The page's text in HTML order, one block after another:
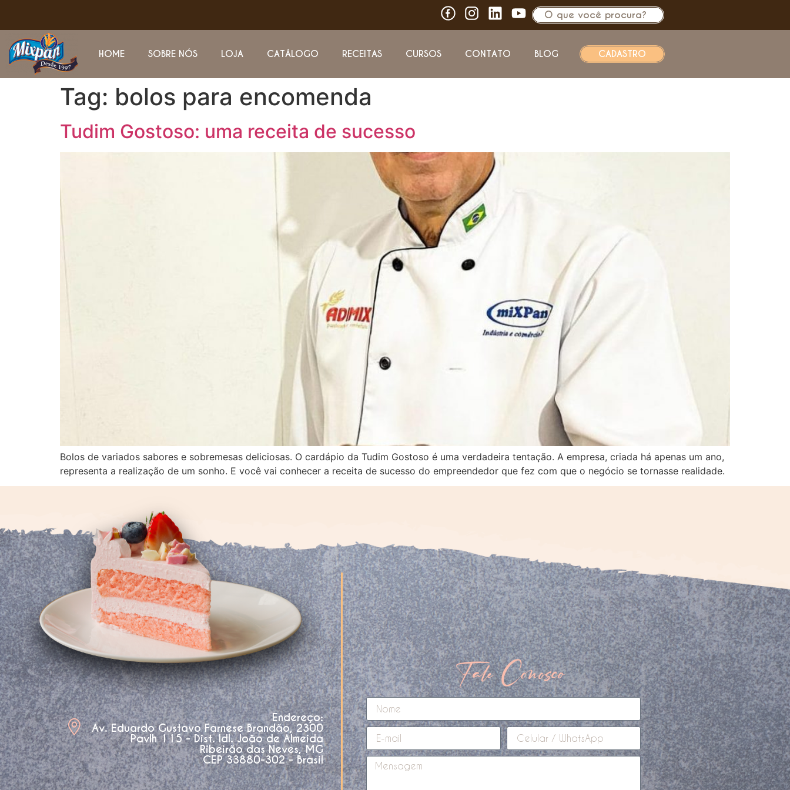
HOME SOBRE NÓS LOJA CATÁLOGO RECEITAS CURSOS CONTATO BLOG CADASTRO
Tag: bolos para encomenda
Tudim Gostoso: uma receita de sucesso
Bolos de variados sabores e sobremesas deliciosas. O cardápio da Tudim Gostoso é uma verdadeira tentação. A empresa, criada há apenas um ano,
representa a realização de um sonho. E você vai conhecer a receita de sucesso do empreendedor que fez com que o negócio se tornasse realidade.
Endereço:
Av. Eduardo Gustavo Farnese Brandão, 2300
Pavlh 115 - Dist. Idl. João de Almeida
Ribeirão das Neves, MG
CEP 33880-302 - Brasil
Fale Conosco